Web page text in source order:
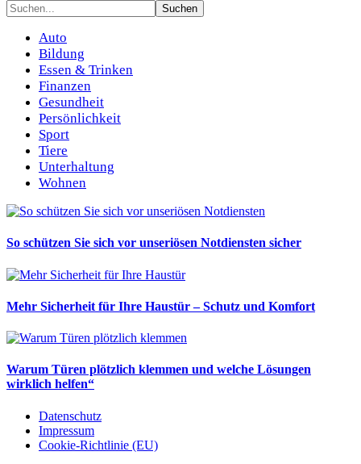
Auto
Bildung
Essen & Trinken
Finanzen
Gesundheit
Persönlichkeit
Sport
Tiere
Unterhaltung
Wohnen
So schützen Sie sich vor unseriösen Notdiensten sicher
Mehr Sicherheit für Ihre Haustür – Schutz und Komfort
Warum Türen plötzlich klemmen und welche Lösungen
wirklich helfen“
Datenschutz
Impressum
Cookie-Richtlinie (EU)